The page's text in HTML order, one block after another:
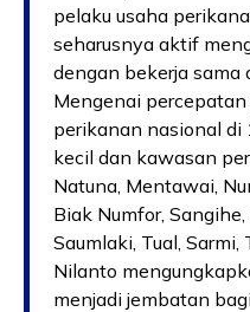
pelaku usaha
seharusnya aktif
dengan bekerja sama
Mengenai
perikanan nasional di
kecil dan kawasan
Natuna, Mentawai,
Biak Numfor,
Saumlaki, Tual,
Nilanto
menjadi jembatan